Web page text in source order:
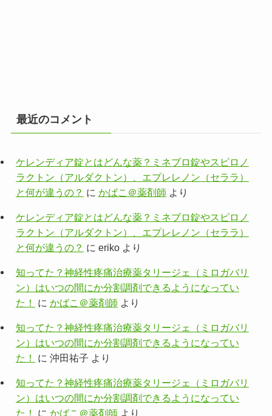
最近のコメント
ケレンディア錠とはどんな薬？ミネブロ錠やスピロノ
ラクトン（アルダクトン）、エプレレノン（セララ）
と何が違うの？ に かばこ＠薬剤師 より
ケレンディア錠とはどんな薬？ミネブロ錠やスピロノ
ラクトン（アルダクトン）、エプレレノン（セララ）
と何が違うの？ に erikoより
知ってた？神経性疼痛治療薬タリージェ（ミロガバリ
ン）はいつの間にか分割調剤できるようになってい
た！
に かばこ＠薬剤師 より
知ってた？神経性疼痛治療薬タリージェ（ミロガバリ
ン）はいつの間にか分割調剤できるようになってい
た！
に 沖田祐子 より
知ってた？神経性疼痛治療薬タリージェ（ミロガバリ
ン）はいつの間にか分割調剤できるようになってい
た！
に かばこ＠薬剤師 より